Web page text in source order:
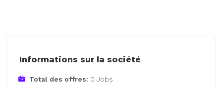
Informations sur la société
Total des offres: 0 Jobs